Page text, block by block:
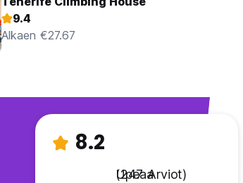
9.4
Alkaen €27.67
8.2
Upeaa
(247 Arviot)